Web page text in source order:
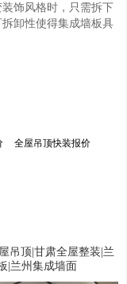
饰风格时，只需拆下
卸性使得集成墙板具
全屋吊顶快装报价